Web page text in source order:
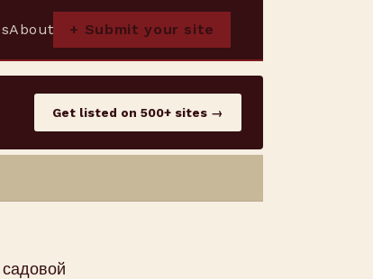
About + Submit your site
Get listed on 500+ sites →